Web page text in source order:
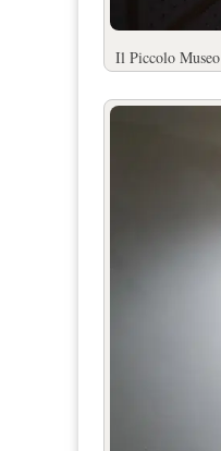
Il Piccolo